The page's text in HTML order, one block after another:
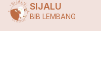
SIJALU
BIB LEMBANG